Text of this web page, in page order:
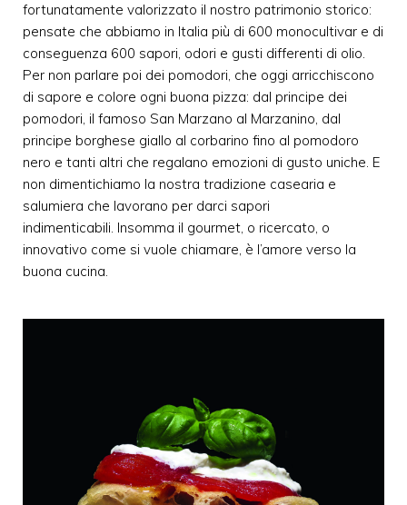
fortunatamente valorizzato il nostro patrimonio storico:
pensate che abbiamo in Italia più di 600 monocultivar e di
conseguenza 600 sapori, odori e gusti differenti di olio.
Per non parlare poi dei pomodori, che oggi arricchiscono
di sapore e colore ogni buona pizza: dal principe dei
pomodori, il famoso San Marzano al Marzanino, dal
principe borghese giallo al corbarino fino al pomodoro
nero e tanti altri che regalano emozioni di gusto uniche. E
non dimentichiamo la nostra tradizione casearia e
salumiera che lavorano per darci sapori
indimenticabili. Insomma il gourmet, o ricercato, o
innovativo come si vuole chiamare, è l’amore verso la
buona cucina.